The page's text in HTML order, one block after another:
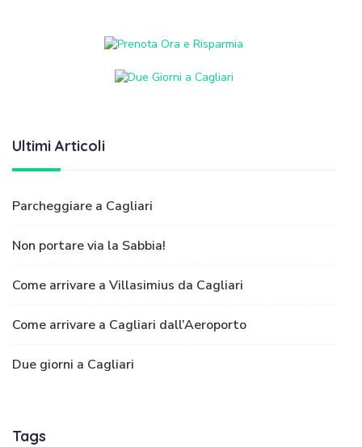
Ultimi Articoli
Parcheggiare a Cagliari
Non portare via la Sabbia!
Come arrivare a Villasimius da Cagliari
Come arrivare a Cagliari dall’Aeroporto
Due giorni a Cagliari
Tags